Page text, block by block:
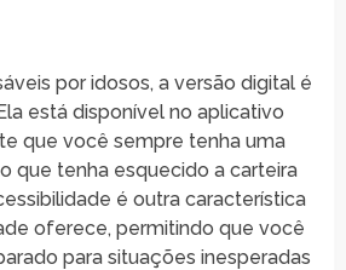
por idosos, a versão digital é
está disponível no aplicativo
que você sempre tenha uma
que tenha esquecido a carteira
é outra característica
oferece, permitindo que você
para situações inesperadas